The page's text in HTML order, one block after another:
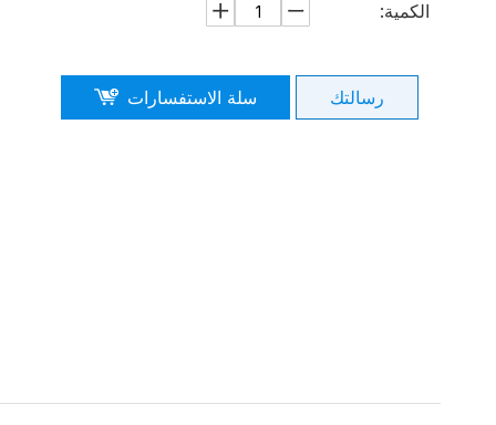
الكمية:
رسالتك سلة الاستفسارات